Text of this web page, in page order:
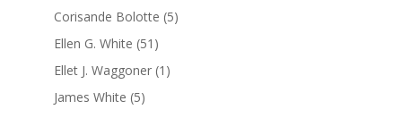
produit
Corisande Bolotte 55
Ellen G. White 51 51
produits
Ellet J. Waggoner 1 1
James White 55